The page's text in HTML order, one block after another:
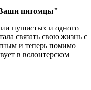
питомцы"
пушистых и одного
связать свою жизнь с
и теперь помимо
в волонтерском